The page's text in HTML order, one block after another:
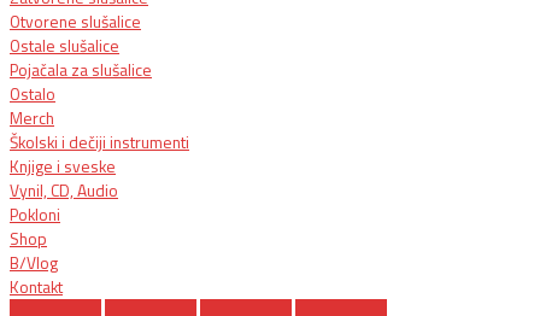
Otvorene slušalice
Ostale slušalice
Pojačala za slušalice
Ostalo
Merch
Školski i dečiji instrumenti
Knjige i sveske
Vynil, CD, Audio
Pokloni
Shop
B/Vlog
Kontakt